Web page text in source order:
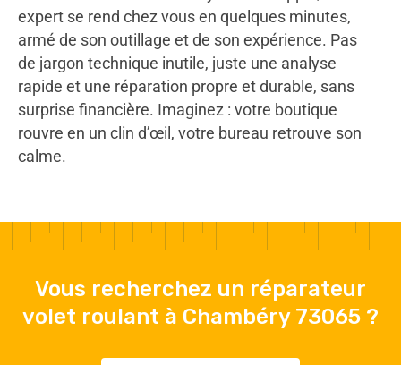
expert se rend chez vous en quelques minutes,
armé de son outillage et de son expérience. Pas
de jargon technique inutile, juste une analyse
rapide et une réparation propre et durable, sans
surprise financière. Imaginez : votre boutique
rouvre en un clin d’œil, votre bureau retrouve son
calme.
Vous recherchez un réparateur
volet roulant à Chambéry 73065 ?